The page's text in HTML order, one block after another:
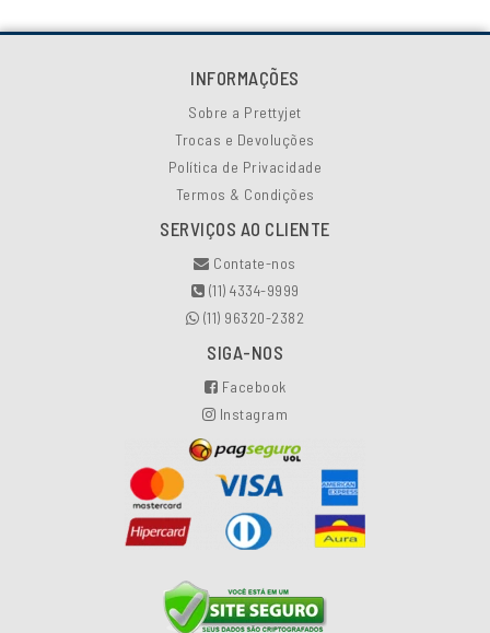
INFORMAÇÕES
Sobre a Prettyjet
Trocas e Devoluções
Política de Privacidade
Termos & Condições
SERVIÇOS AO CLIENTE
Contate-nos
(11) 4334-9999
(11) 96320-2382
SIGA-NOS
Facebook
Instagram